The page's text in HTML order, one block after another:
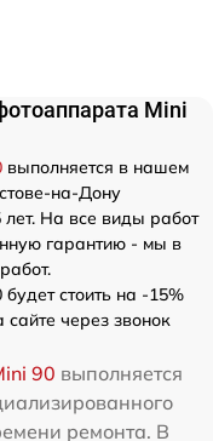
Mini
выполняется в нашем
на-Дону
На все виды работ
гарантию - мы в
стоить на -15%
через звонок
90 выполняется
ремонта. В